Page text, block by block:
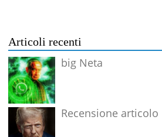
Articoli recenti
big Neta
Recensione articolo